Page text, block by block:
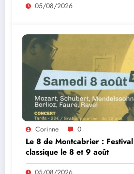
05/08/2026
Corinne 0
Le 8 de Montcabrier :
classique le 8 et 9 août